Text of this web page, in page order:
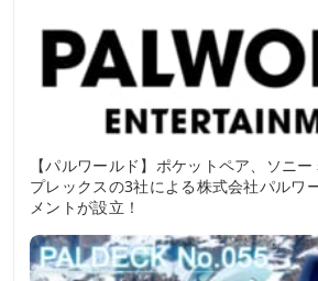
【パルワールド】ポケットペア、ソニ
プレックスの3社による株式会社パルワ
メントが設立！